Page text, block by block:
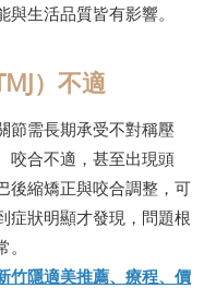
生活品質皆有影響。
）不適
節需長期承受不對稱壓
咬合不適，甚至出現頭
後縮矯正與咬合調整，可
症狀明顯才發現，問題根
竹隱適美推薦、療程、價